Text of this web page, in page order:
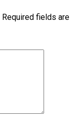
Required fields are